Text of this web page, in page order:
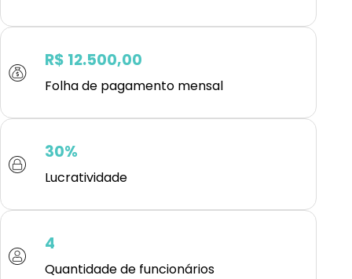
R$ 12.500,00
Folha de pagamento mensal
30%
Lucratividade
4
Quantidade de funcionários